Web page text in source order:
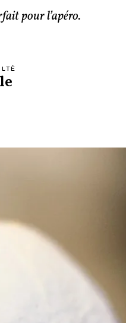
pour l’apéro.